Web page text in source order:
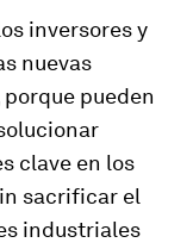
inversores y
nuevas
pueden
clave en los
sacrificar el
industriales